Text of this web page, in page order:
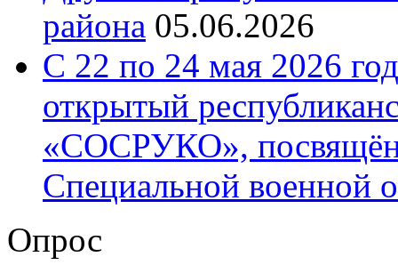
района 05.06.2026
С 22 по 24 мая 2026
открытый
«СОСРУКО»,
Специальной военной
Опрос